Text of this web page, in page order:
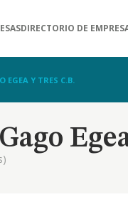
DIRECTORIO DE
EGEA Y TRES C.B.